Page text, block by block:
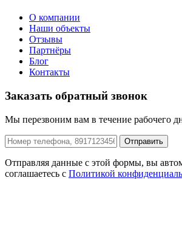
О компании
Наши объекты
Отзывы
Партнёры
Блог
Контакты
Заказать обратный звонок
Мы перезвоним вам в течение рабочего
Отправить
Отправляя данные с этой формы, вы
соглашаетесь с Политикой